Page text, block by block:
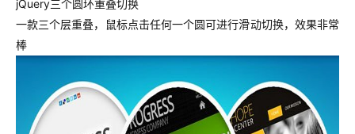
jQuery三个圆环重叠切换
一款三个层重叠，鼠标点击任何一个圆可进行滑动切换，效果非常
棒